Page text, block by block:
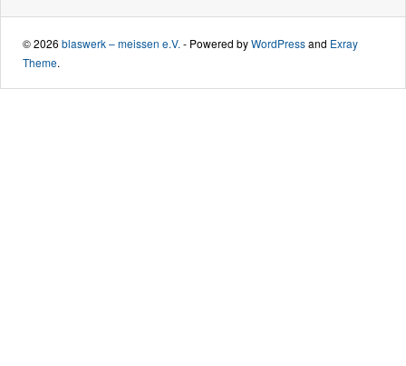
© 2026 blaswerk – meissen e.V. - Powered byWordPressand Exray
Theme.